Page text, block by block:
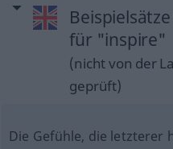
für "inspire"
(nicht von der
geprüft)
Die Gefühle, die letzterer